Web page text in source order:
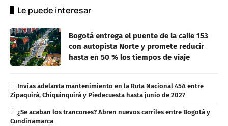
Le puede interesar
Bogotá entrega el puente de la calle 153
con autopista Norte y promete reducir
hasta en 50 % los tiempos de viaje
Invías adelanta mantenimiento en la Ruta Nacional 45A entre
Zipaquirá, Chiquinquirá y Piedecuesta hasta junio de 2027
¿Se acaban los trancones? Abren nuevos carriles entre Bogotá y
Cundinamarca